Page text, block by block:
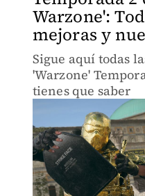
Warzone':
mejoras y
Sigue aquí todas
'Warzone'
tienes que saber